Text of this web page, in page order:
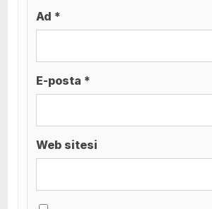
Ad *
E-posta *
Web sitesi